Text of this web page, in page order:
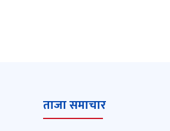
ताजा समाचार